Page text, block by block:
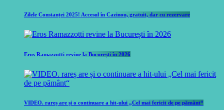
Zilele Constanței 2025! Accesul în Cazinou, gratuit, dar cu rezervare
Eros Ramazzotti revine la București în 2026
VIDEO. rareș are și o continuare a hit-ului „Cel mai fericit de pe pământ“